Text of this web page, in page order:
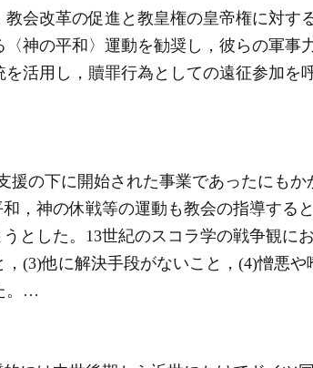
教会改革の促進と教皇権の皇帝権に対す
〈神の平和〉運動を勧奨し，彼らの軍事
活用し，贖罪行為としての遠征参加を
の下に開始された事業であったにもか
，神の休戦等の運動も教会の指導する
とした。13世紀のスコラ学の戦争観に
(3)他に解決手段がないこと，(4)憎悪や
。…